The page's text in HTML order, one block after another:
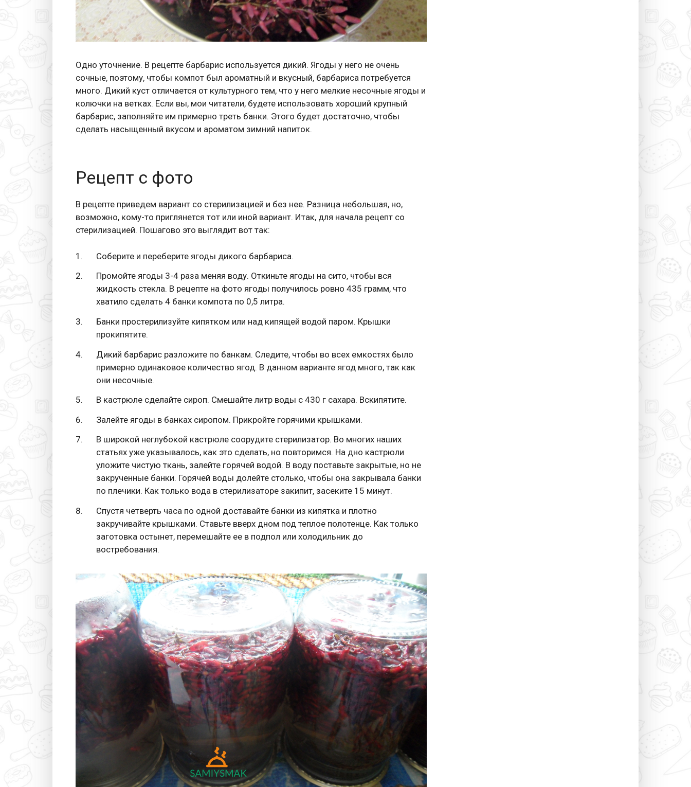
Одно уточнение. В рецепте барбарис используется дикий. Ягоды у него не очень
сочные, поэтому, чтобы компот был ароматный и вкусный, барбариса потребуется
много. Дикий куст отличается от культурного тем, что у него мелкие несочные ягоды и
колючки на ветках. Если вы, мои читатели, будете использовать хороший крупный
барбарис, заполняйте им примерно треть банки. Этого будет достаточно, чтобы
сделать насыщенный вкусом и ароматом зимний напиток.
Рецепт с фото
В рецепте приведем вариант со стерилизацией и без нее. Разница небольшая, но,
возможно, кому-то приглянется тот или иной вариант. Итак, для начала рецепт со
стерилизацией. Пошагово это выглядит вот так:
Соберите и переберите ягоды дикого барбариса.
Промойте ягоды 3-4 раза меняя воду. Откиньте ягоды на сито, чтобы вся
жидкость стекла. В рецепте на фото ягоды получилось ровно 435 грамм, что
хватило сделать 4 банки компота по 0,5 литра.
Банки простерилизуйте кипятком или над кипящей водой паром. Крышки
прокипятите.
Дикий барбарис разложите по банкам. Следите, чтобы во всех емкостях было
примерно одинаковое количество ягод. В данном варианте ягод много, так как
они несочные.
В кастрюле сделайте сироп. Смешайте литр воды с 430 г сахара. Вскипятите.
Залейте ягоды в банках сиропом. Прикройте горячими крышками.
В широкой неглубокой кастрюле соорудите стерилизатор. Во многих наших
статьях уже указывалось, как это сделать, но повторимся. На дно кастрюли
уложите чистую ткань, залейте горячей водой. В воду поставьте закрытые, но не
закрученные банки. Горячей воды долейте столько, чтобы она закрывала банки
по плечики. Как только вода в стерилизаторе закипит, засеките 15 минут.
Спустя четверть часа по одной доставайте банки из кипятка и плотно
закручивайте крышками. Ставьте вверх дном под теплое полотенце. Как только
заготовка остынет, перемешайте ее в подпол или холодильник до
востребования.